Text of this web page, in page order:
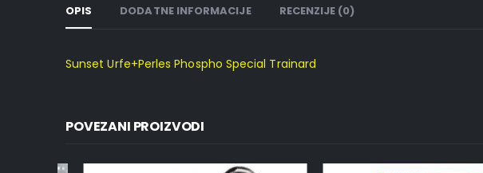
OPIS DODATNE INFORMACIJE RECENZIJE (0)
Sunset Urfe+Perles Phospho Special Trainard
POVEZANI PROIZVODI